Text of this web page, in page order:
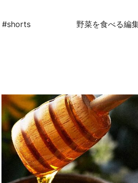
#shorts
野菜を食べる編